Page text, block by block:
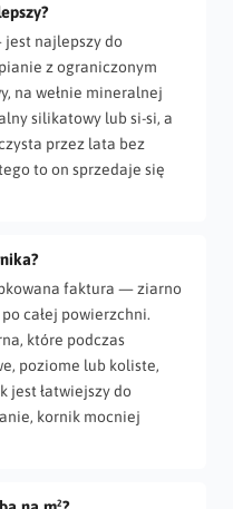
najlepszy do
z ograniczonym
na wełnie mineralnej
silikatowy lub si-si, a
przez lata bez
to on sprzedaje się
faktura — ziarno
całej powierzchni.
które podczas
poziome lub koliste,
jest łatwiejszy do
kornik mocniej